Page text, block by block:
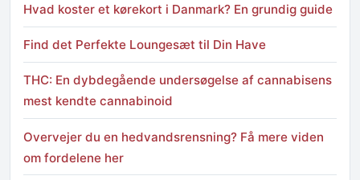
Hvad koster et kørekort i Danmark? En grundig guide
Find det Perfekte Loungesæt til Din Have
THC: En dybdegående undersøgelse af cannabisens
mest kendte cannabinoid
Overvejer du en hedvandsrensning? Få mere viden
om fordelene her